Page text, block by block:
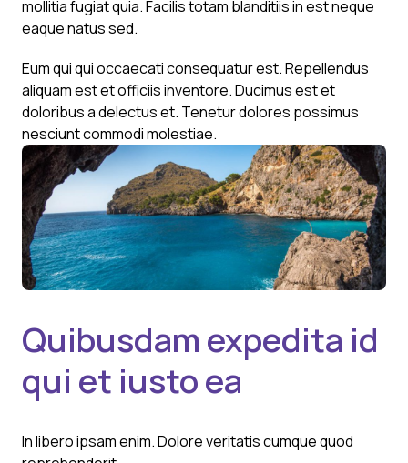
mollitia fugiat quia. Facilis totam blanditiis in est neque
eaque natus sed.
Eum qui qui occaecati consequatur est. Repellendus
aliquam est et officiis inventore. Ducimus est et
doloribus a delectus et. Tenetur dolores possimus
nesciunt commodi molestiae.
Quibusdam expedita id
qui et iusto ea
In libero ipsam enim. Dolore veritatis cumque quod